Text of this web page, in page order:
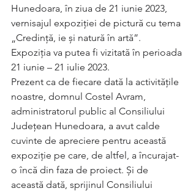
Hunedoara, în ziua de 21 iunie 2023,
vernisajul expoziției de pictură cu tema
„Credință, ie și natură în artă”.
Expoziția va putea fi vizitată în perioada
21 iunie – 21 iulie 2023.
Prezent ca de fiecare dată la activitățile
noastre, domnul Costel Avram,
administratorul public al Consiliului
Județean Hunedoara, a avut calde
cuvinte de apreciere pentru această
expoziție pe care, de altfel, a încurajat-
o încă din faza de proiect. Și de
această dată, sprijinul Consiliului